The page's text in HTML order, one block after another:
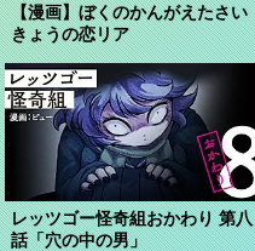
【漫画】ぼくのかんがえたさい
きょうの恋リア
レッツゴー怪奇組おかわり 第八
話「穴の中の男」